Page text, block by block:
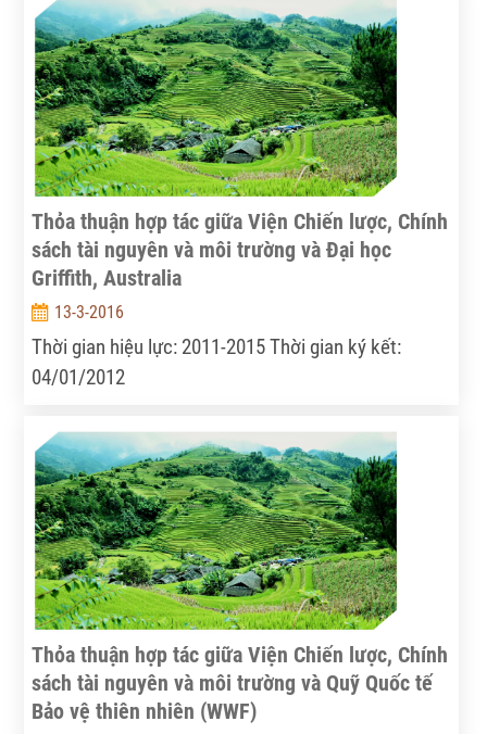
Thỏa thuận hợp tác giữa Viện Chiến lược, Chính
sách tài nguyên và môi trường và Đại học
Griffith, Australia
13-3-2016
Thời gian hiệu lực: 2011-2015 Thời gian ký kết:
04/01/2012
Thỏa thuận hợp tác giữa Viện Chiến lược, Chính
sách tài nguyên và môi trường và Quỹ Quốc tế
Bảo vệ thiên nhiên (WWF)